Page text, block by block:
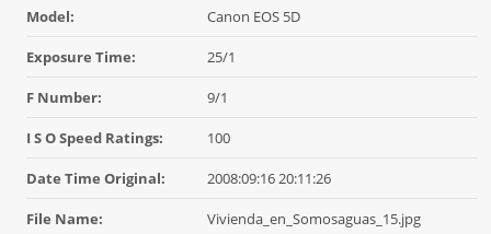
Model: Canon EOS 5D
Exposure Time: 25/1
F Number: 9/1
I S O Speed Ratings: 100
Date Time Original: 2008:09:16 20:11:26
File Name: Vivienda_en_Somosaguas_15.jpg